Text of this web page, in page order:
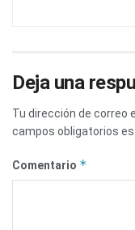
Deja una
Tu dirección de correo
campos obligatorios
Comentario *